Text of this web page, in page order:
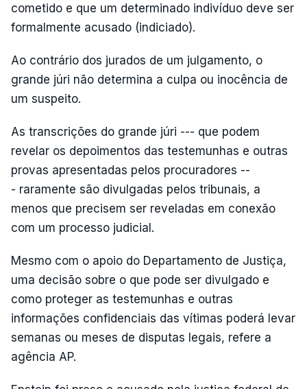
cometido e que um determinado indivíduo deve ser
formalmente acusado (indiciado).
Ao contrário dos jurados de um julgamento, o
grande júri não determina a culpa ou inocência de
um suspeito.
As transcrições do grande júri --- que podem
revelar os depoimentos das testemunhas e outras
provas apresentadas pelos procuradores --
- raramente são divulgadas pelos tribunais, a
menos que precisem ser reveladas em conexão
com um processo judicial.
Mesmo com o apoio do Departamento de Justiça,
uma decisão sobre o que pode ser divulgado e
como proteger as testemunhas e outras
informações confidenciais das vítimas poderá levar
semanas ou meses de disputas legais, refere a
agência AP.